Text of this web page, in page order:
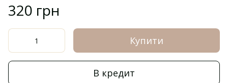
320 грн
Купити
В кредит